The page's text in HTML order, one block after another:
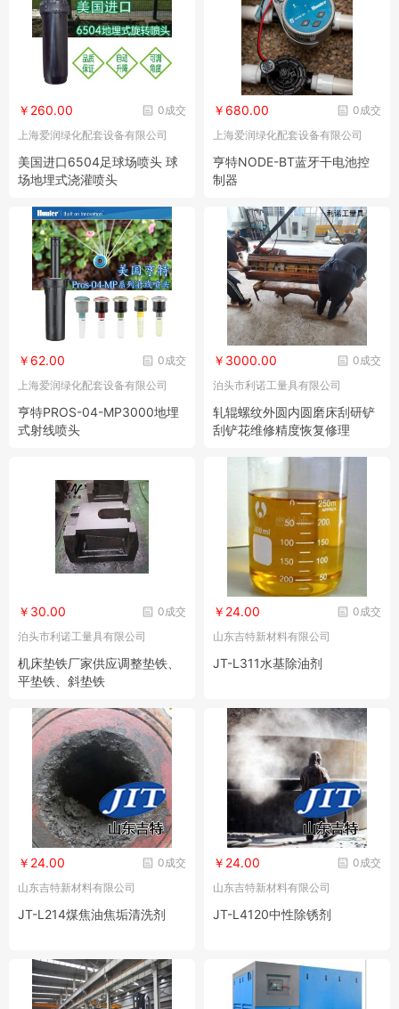
0成交
￥260.00
上海爱润绿化配套设备有限公司
美国进口6504足球场喷头 球
场地埋式浇灌喷头
0成交
￥680.00
上海爱润绿化配套设备有限公司
亨特NODE-BT蓝牙干电池控
制器
0成交
￥62.00
上海爱润绿化配套设备有限公司
亨特PROS-04-MP3000地埋
式射线喷头
0成交
￥3000.00
泊头市利诺工量具有限公司
轧辊螺纹外圆内圆磨床刮研铲
刮铲花维修精度恢复修理
0成交
￥30.00
泊头市利诺工量具有限公司
机床垫铁厂家供应调整垫铁、
平垫铁、斜垫铁
0成交
￥24.00
山东吉特新材料有限公司
JT-L311水基除油剂
0成交
￥24.00
山东吉特新材料有限公司
JT-L214煤焦油焦垢清洗剂
0成交
￥24.00
山东吉特新材料有限公司
JT-L4120中性除锈剂